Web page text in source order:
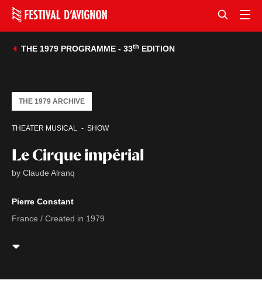
THE 1979 PROGRAMME - 33th EDITION
Le Cirque impérial
by Claude Alranq
THEATER MUSICAL SHOW
THE 1979 ARCHIVE
Pierre Constant
France / Created in 1979